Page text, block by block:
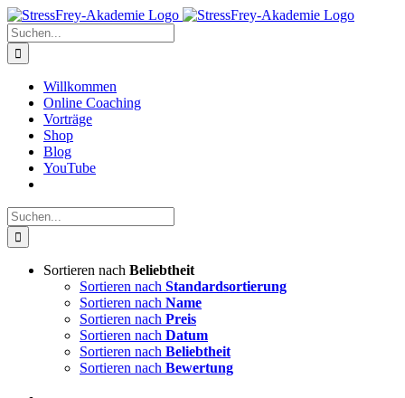
Zum
Inhalt
springen
Suche
nach:
Willkommen
Online Coaching
Vorträge
Shop
Blog
YouTube
Suche
nach:
Sortieren nach Beliebtheit
Sortieren nach Standardsortierung
Sortieren nach Name
Sortieren nach Preis
Sortieren nach Datum
Sortieren nach Beliebtheit
Sortieren nach Bewertung